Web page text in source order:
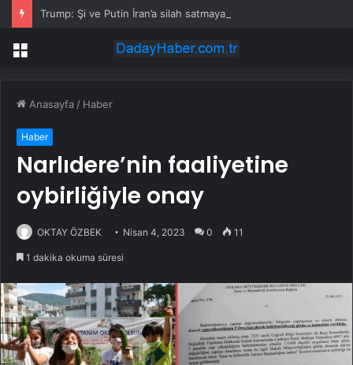
Trump: Şi ve Putin İran’a silah satmayacaklarını söyledi
Menü
Anasayfa / Haber
Haber
Narlıdere’nin faaliyetine
oybirliğiyle onay
OKTAY ÖZBEK Nisan 4, 2023 0 11
1 dakika okuma süresi